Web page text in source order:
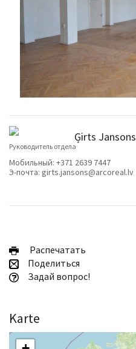
Ģirts Jansons
Руководитель отдела
Мобильный: +371 2639 7447
Э-почта: girts.jansons@arcoreal.lv
Pаспечатать
Поделиться
Задай вопрос!
Karte